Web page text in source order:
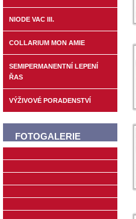
NIODE VAC III.
COLLARIUM MON AMIE
SEMIPERMANENTNÍ LEPENÍ
ŘAS
VÝŽIVOVÉ PORADENSTVÍ
FOTOGALERIE